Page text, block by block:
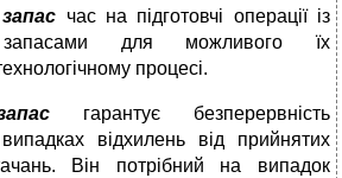
час на підготовчі операції із
запасами для можливого їх
процесі.
гарантує безперервність
відхилень від прийнятих
Він потрібний на випадок